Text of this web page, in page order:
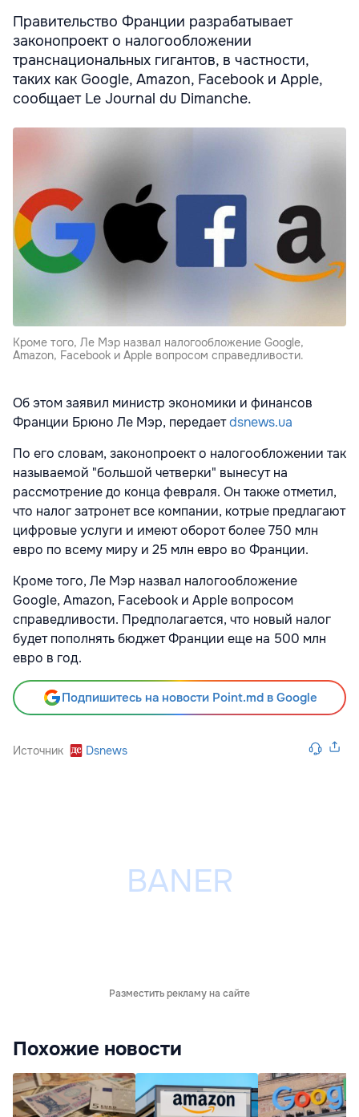
Правительство Франции разрабатывает
законопроект о налогообложении
транснациональных гигантов, в частности,
таких как Google, Amazon, Facebook и Apple,
сообщает Le Journal du Dimanche.
Кроме того, Ле Мэр назвал налогообложение Google,
Amazon, Facebook и Apple вопросом справедливости.
Об этом заявил министр экономики и финансов
Франции Брюно Ле Мэр, передаетdsnews.ua
По его словам, законопроект о налогообложении так
называемой "большой четверки" вынесут на
рассмотрение до конца февраля. Он также отметил,
что налог затронет все компании, котрые предлагают
цифровые услуги и имеют оборот более 750 млн
евро по всему миру и 25 млн евро во Франции.
Кроме того, Ле Мэр назвал налогообложение
Google, Amazon, Facebook и Apple вопросом
справедливости. Предполагается, что новый налог
будет пополнять бюджет Франции еще на 500 млн
евро в год.
Подпишитесь на новости Point.md в Google
Источник Dsnews
Разместить рекламу на сайте
Похожие новости